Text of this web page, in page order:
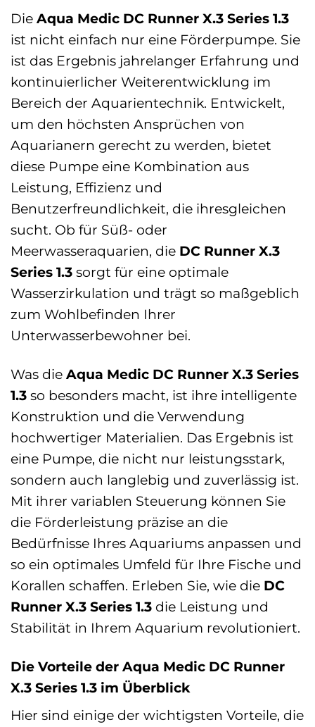
Die Aqua Medic DC Runner X.3 Series 1.3
ist nicht einfach nur eine Förderpumpe. Sie
ist das Ergebnis jahrelanger Erfahrung und
kontinuierlicher Weiterentwicklung im
Bereich der Aquarientechnik. Entwickelt,
um den höchsten Ansprüchen von
Aquarianern gerecht zu werden, bietet
diese Pumpe eine Kombination aus
Leistung, Effizienz und
Benutzerfreundlichkeit, die ihresgleichen
sucht. Ob für Süß- oder
Meerwasseraquarien, die DC Runner X.3
Series 1.3 sorgt für eine optimale
Wasserzirkulation und trägt so maßgeblich
zum Wohlbefinden Ihrer
Unterwasserbewohner bei.
Was die Aqua Medic DC Runner X.3 Series
1.3 so besonders macht, ist ihre intelligente
Konstruktion und die Verwendung
hochwertiger Materialien. Das Ergebnis ist
eine Pumpe, die nicht nur leistungsstark,
sondern auch langlebig und zuverlässig ist.
Mit ihrer variablen Steuerung können Sie
die Förderleistung präzise an die
Bedürfnisse Ihres Aquariums anpassen und
so ein optimales Umfeld für Ihre Fische und
Korallen schaffen. Erleben Sie, wie die DC
Runner X.3 Series 1.3 die Leistung und
Stabilität in Ihrem Aquarium revolutioniert.
Die Vorteile der Aqua Medic DC Runner
X.3 Series 1.3 im Überblick
Hier sind einige der wichtigsten Vorteile, die